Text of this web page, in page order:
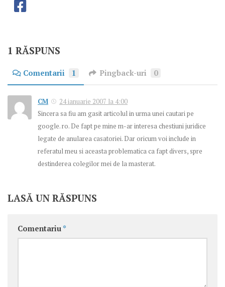
1 RĂSPUNS
Comentarii 1 Pingback-uri 0
CM
24 ianuarie 2007 la 4:00
Sincera sa fiu am gasit articolul in urma unei cautari pe
google. ro. De fapt pe mine m-ar interesa chestiuni juridice
legate de anularea casatoriei. Dar oricum voi include in
referatul meu si aceasta problematica ca fapt divers, spre
destinderea colegilor mei de la masterat.
LASĂ UN RĂSPUNS
Comentariu *